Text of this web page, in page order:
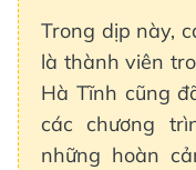
Trong dịp này,
là thành viên
Hà Tĩnh cũng
các chương
những hoàn